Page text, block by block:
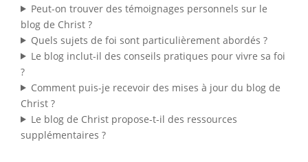
Peut-on trouver des témoignages personnels sur le
blog de Christ ?
Quels sujets de foi sont particulièrement abordés ?
Le blog inclut-il des conseils pratiques pour vivre sa foi
?
Comment puis-je recevoir des mises à jour du blog de
Christ ?
Le blog de Christ propose-t-il des ressources
supplémentaires ?